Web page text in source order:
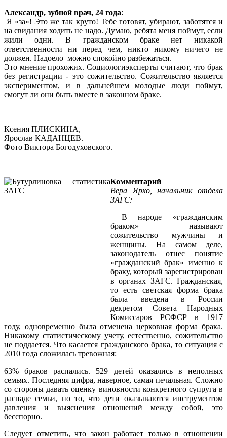
Александр, зубной врач, 24 года:
Я «за»! Это же так круто! Тебе готовят, убирают, заботятся и
на свидания ходить не надо. Думаю, ребята меня поймут, если
жили одни. В гражданском браке нет никакой
ответственности ни перед чем, никто никому ничего не
должен. Надоело можно спокойно разбежаться.
Это мнение прохожих. Социологиэксперты считают, что брак
без регистрации - это сожительство. Сожительство является
экспериментом, и в дальнейшем молодые люди поймут,
смогут ли они быть вместе в законном браке.
Ксения ПЛИСКИНА,
Ярослав КАДАНЦЕВ.
Фото Виктора Богодуховского.
Комментарий
Вера Ярхо, начальник отдела
ЗАГС:
В народе «гражданским
браком» называют
сожительство мужчины и
женщины. На самом деле,
законодатель отнес понятие
«гражданский брак» именно к
браку, который зарегистрирован
в органах ЗАГС. Гражданская,
то есть светская форма брака
была введена в России
декретом Совета Народных
Комиссаров РСФСР в 1917
году, одновременно была отменена церковная форма брака.
Никакому статистическому учету, естественно, сожительство
не поддается. Что касается гражданского брака, то ситуация с
2010 года сложилась тревожная:
63% браков распались. 529 детей оказались в неполных
семьях. Последняя цифра, наверное, самая печальная. Сложно
со стороны давать оценку виновности конкретного супруга в
распаде семьи, но то, что дети оказываются инструментом
давления и выяснения отношений между собой, это
бесспорно.
Следует отметить, что закон работает только в отношении